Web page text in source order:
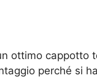
ottimo
perché si